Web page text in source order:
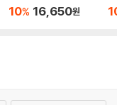
10% 16,650원